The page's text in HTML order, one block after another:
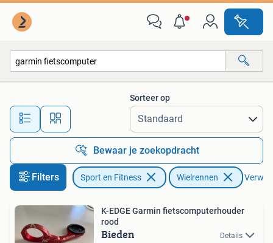
Alle afstanden…
Sorteer op
Bewaar je zoekopdracht
Filters Sport en Fitness Wielrennen
K-EDGE Garmin fietscomputerhouder
rood
Bieden Details